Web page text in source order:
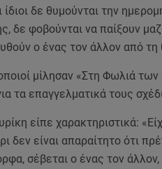
ίδιοι δε θυμούνται την
δε φοβούνται να παίξουν
ο ένας τον άλλον από τη
μίλησαν «Στη Φωλιά
τα επαγγελματικά τους
είπε χαρακτηριστικά:
δεν είναι απαραίτητο ότι
σέβεται ο ένας τον